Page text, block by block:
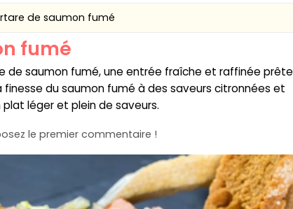
de saumon fumé
fumé
de saumon fumé, une entrée fraîche et raffinée prête
finesse du saumon fumé à des saveurs citronnées et
léger et plein de saveurs.
le premier commentaire !